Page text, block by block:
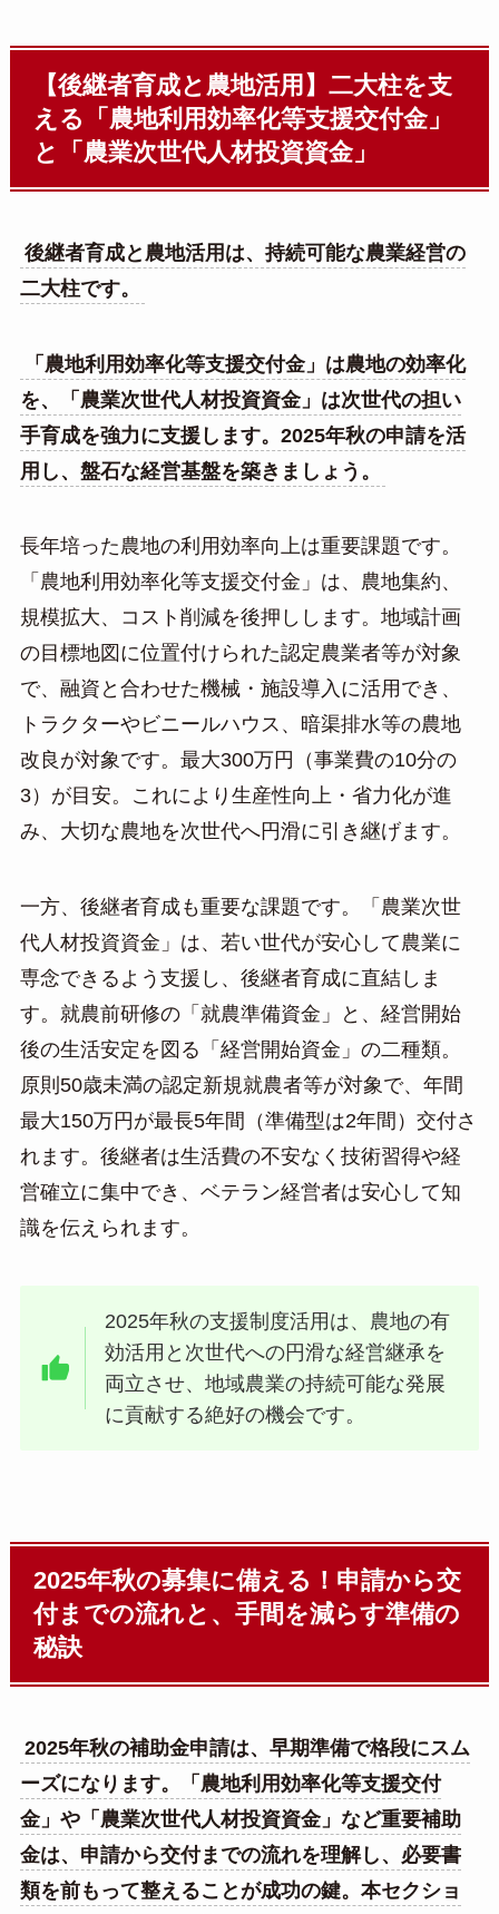
【後継者育成と農地活用】二大柱を支
える「農地利用効率化等支援交付金」
と「農業次世代人材投資資金」
後継者育成と農地活用は、持続可能な農業経営の
二大柱です。
「農地利用効率化等支援交付金」は農地の効率化
を、「農業次世代人材投資資金」は次世代の担い
手育成を強力に支援します。2025年秋の申請を活
用し、盤石な経営基盤を築きましょう。
長年培った農地の利用効率向上は重要課題です。
「農地利用効率化等支援交付金」は、農地集約、
規模拡大、コスト削減を後押しします。地域計画
の目標地図に位置付けられた認定農業者等が対象
で、融資と合わせた機械・施設導入に活用でき、
トラクターやビニールハウス、暗渠排水等の農地
改良が対象です。最大300万円（事業費の10分の
3）が目安。これにより生産性向上・省力化が進
み、大切な農地を次世代へ円滑に引き継げます。
一方、後継者育成も重要な課題です。「農業次世
代人材投資資金」は、若い世代が安心して農業に
専念できるよう支援し、後継者育成に直結しま
す。就農前研修の「就農準備資金」と、経営開始
後の生活安定を図る「経営開始資金」の二種類。
原則50歳未満の認定新規就農者等が対象で、年間
最大150万円が最長5年間（準備型は2年間）交付さ
れます。後継者は生活費の不安なく技術習得や経
営確立に集中でき、ベテラン経営者は安心して知
識を伝えられます。
2025年秋の支援制度活用は、農地の有
効活用と次世代への円滑な経営継承を
両立させ、地域農業の持続可能な発展
に貢献する絶好の機会です。
2025年秋の募集に備える！申請から交
付までの流れと、手間を減らす準備の
秘訣
2025年秋の補助金申請は、早期準備で格段にスム
ーズになります。「農地利用効率化等支援交付
金」や「農業次世代人材投資資金」など重要補助
金は、申請から交付までの流れを理解し、必要書
類を前もって整えることが成功の鍵。本セクショ